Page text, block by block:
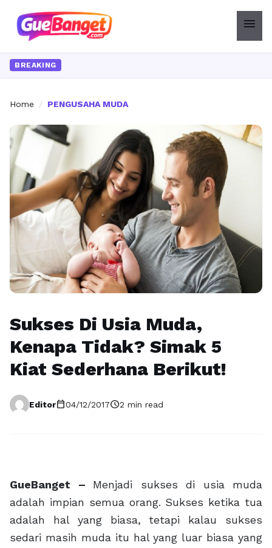
menu
BREAKING
Home / PENGUSAHA MUDA
Sukses Di Usia Muda,
Kenapa Tidak? Simak 5
Kiat Sederhana Berikut!
Editorcalendar_today04/12/2017schedule2 min read
GueBanget – Menjadi sukses di usia muda
adalah impian semua orang. Sukses ketika tua
adalah hal yang biasa, tetapi kalau sukses
sedari masih muda itu hal yang luar biasa yang